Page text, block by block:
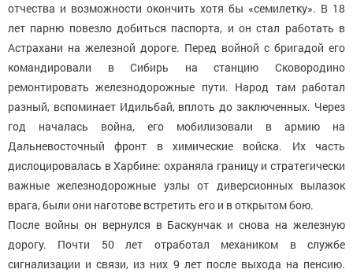
отчества и возможности окончить хотя бы «семилетку». В 18
лет парню повезло добиться паспорта, и он стал работать в
Астрахани на железной дороге. Перед войной с бригадой его
командировали в Сибирь на станцию Сковородино
ремонтировать железнодорожные пути. Народ там работал
разный, вспоминает Идильбай, вплоть до заключенных. Через
год началась война, его мобилизовали в армию на
Дальневосточный фронт в химические войска. Их часть
дислоцировалась в Харбине: охраняла границу и стратегически
важные железнодорожные узлы от диверсионных вылазок
врага, были они наготове встретить его и в открытом бою.
После войны он вернулся в Баскунчак и снова на железную
дорогу. Почти 50 лет отработал механиком в службе
сигнализации и связи, из них 9 лет после выхода на пенсию.